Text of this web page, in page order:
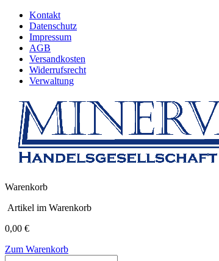
Kontakt
Datenschutz
Impressum
AGB
Versandkosten
Widerrufsrecht
Verwaltung
Warenkorb
Artikel im Warenkorb
0,00 €
Zum Warenkorb